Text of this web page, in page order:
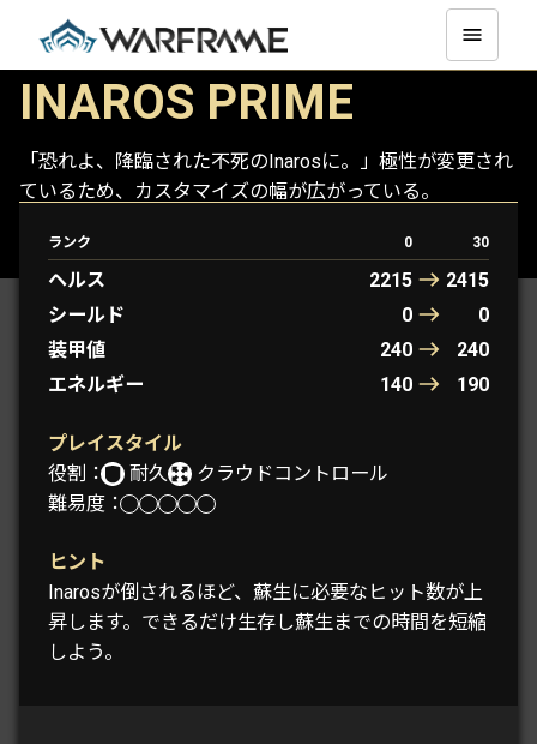
INAROS PRIME
「恐れよ、降臨された不死のInarosに。」極性が変更され
ているため、カスタマイズの幅が広がっている。
ランク 0 30
ヘルス 2215
2415
シールド
0
0
装甲値
240
240
エネルギー
140 190
プレイスタイル
役割：
耐久
クラウドコントロール
難易度：
ヒント
Inarosが倒されるほど、蘇生に必要なヒット数が上
昇します。できるだけ生存し蘇生までの時間を短縮
しよう。